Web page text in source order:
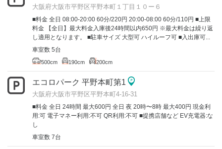
大阪府大阪市平野区平野本町１丁目１０ー６
■料金 全日 08:00-20:00 60分/220円 20:00-08:00 60分/110円 ■上限
料金 【全日】最大料金入庫後24時間以内650円 ※最大料金は繰り返
し適用となります。 ■駐車サイズ 大型可 ハイルーフ可 ■入出庫可...
車室数 5台
500cm 190cm 200cm
エコロパーク 平野本町第1
大阪府大阪市平野区平野本町4-16-31
■料金 全日 24時間 最大600円 全日 夜 20時〜8時 最大400円 現金利
用:可 電子マネー利用:不可 QR利用:不可 ■提携店舗など EV充電器:な
し
車室数 7台